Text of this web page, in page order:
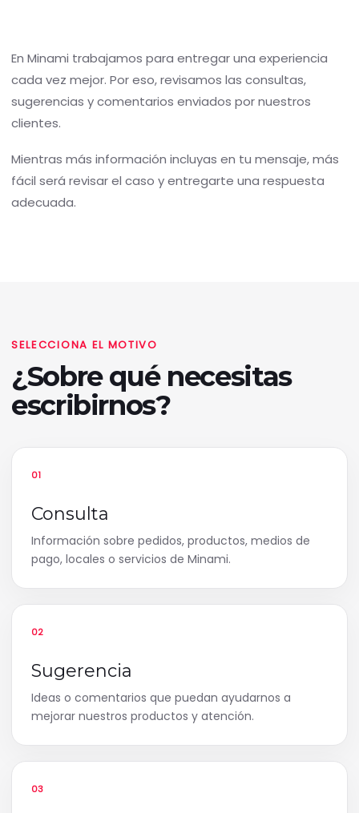
En Minami trabajamos para entregar una experiencia
cada vez mejor. Por eso, revisamos las consultas,
sugerencias y comentarios enviados por nuestros
clientes.
Mientras más información incluyas en tu mensaje, más
fácil será revisar el caso y entregarte una respuesta
adecuada.
SELECCIONA EL MOTIVO
¿Sobre qué necesitas
escribirnos?
01
Consulta
Información sobre pedidos, productos, medios de
pago, locales o servicios de Minami.
02
Sugerencia
Ideas o comentarios que puedan ayudarnos a
mejorar nuestros productos y atención.
03